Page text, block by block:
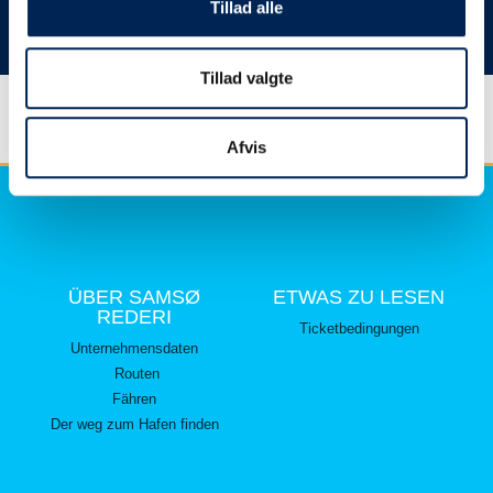
Tillad alle
Tillad valgte
Afvis
Vielen Dank für Ihr Verständnis.
ÜBER SAMSØ
REDERI
Unternehmensdaten
Routen
Fähren
Der weg zum Hafen finden
ETWAS ZU LESEN
Ticketbedingungen